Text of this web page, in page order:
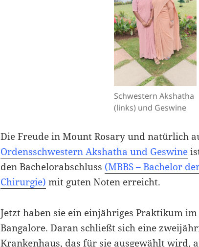
Schwestern Akshatha
(links) und Geswine
Die Freude in Mount Rosary und natürlich
Ordensschwestern Akshatha und Geswine
den Bachelorabschluss (MBBS – Bachelor
Chirurgie) mit guten Noten erreicht.
Jetzt haben sie ein einjähriges Praktikum
Bangalore. Daran schließt sich eine
Krankenhaus, das für sie ausgewählt wird,